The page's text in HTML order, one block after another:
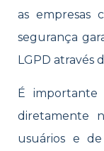
as empresas
segurança
LGPD através
É
diretamente
usuários e